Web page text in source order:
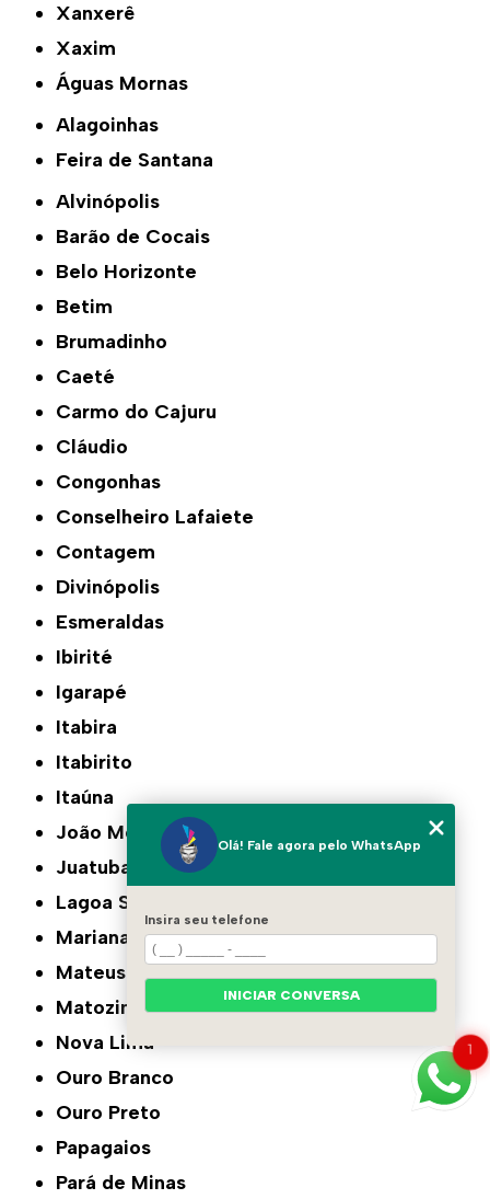
Xanxerê
Xaxim
Águas Mornas
Alagoinhas
Feira de Santana
Alvinópolis
Barão de Cocais
Belo Horizonte
Betim
Brumadinho
Caeté
Carmo do Cajuru
Cláudio
Congonhas
Conselheiro Lafaiete
Contagem
Divinópolis
Esmeraldas
Ibirité
Igarapé
Itabira
Itabirito
Itaúna
João Monlevade
Juatuba
Lagoa Santa
Mariana
Mateus Leme
Matozinhos
Nova Lima
Ouro Branco
Ouro Preto
Papagaios
Pará de Minas
1
Olá! Fale agora pelo WhatsApp
Insira seu telefone
INICIAR CONVERSA